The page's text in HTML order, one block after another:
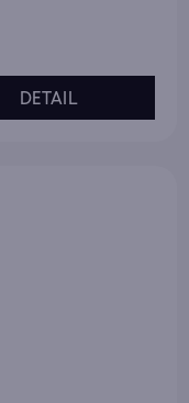
DETAIL